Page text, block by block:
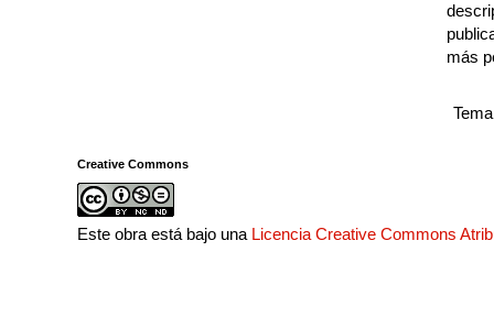
más
Creative Commons
Este obra está bajo una Licencia Creative Commons